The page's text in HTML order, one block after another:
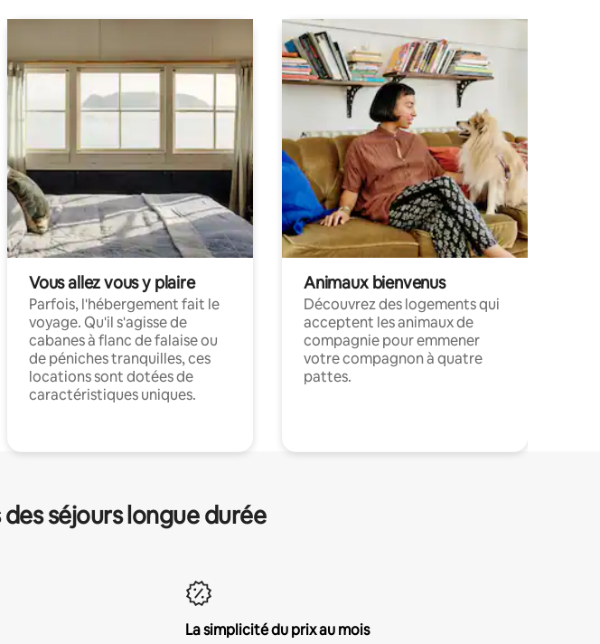
Vous allez vous y plaire
Parfois, l'hébergement fait le
voyage. Qu'il s'agisse de
cabanes à flanc de falaise ou
de péniches tranquilles, ces
locations sont dotées de
caractéristiques uniques.
Animaux bienvenus
Découvrez des logements qui
acceptent les animaux de
compagnie pour emmener
votre compagnon à quatre
pattes.
séjours longue durée
La simplicité du prix au mois